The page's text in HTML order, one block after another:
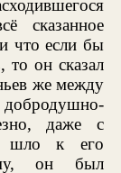
сказанное
что если бы
то он сказал
же между
даже с
шло к его
он был